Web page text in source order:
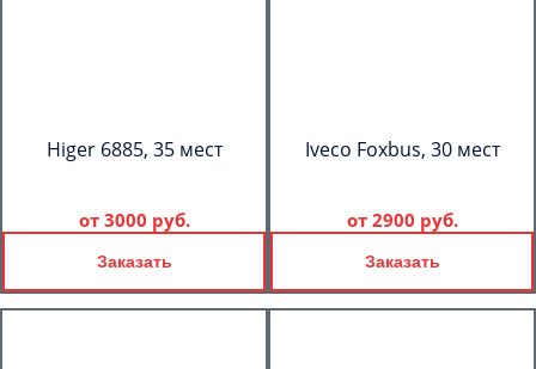
Higer 6885, 35 мест
от 3000 руб.
Заказать
Iveco Foxbus, 30 мест
от 2900 руб.
Заказать